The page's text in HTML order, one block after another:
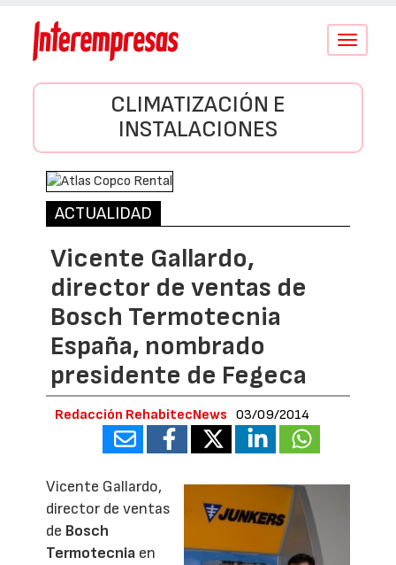
Conmutar
CLIMATIZACIÓN E
INSTALACIONES
ACTUALIDAD
Vicente Gallardo,
director de ventas de
Bosch Termotecnia
España, nombrado
presidente de Fegeca
Redacción RehabitecNews 03/09/2014
Vicente Gallardo,
director de ventas
de Bosch
Termotecnia en